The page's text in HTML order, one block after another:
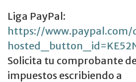
Liga PayPal:
https://www.paypal.com/
Solicita tu comprobante
impuestos escribiendo a